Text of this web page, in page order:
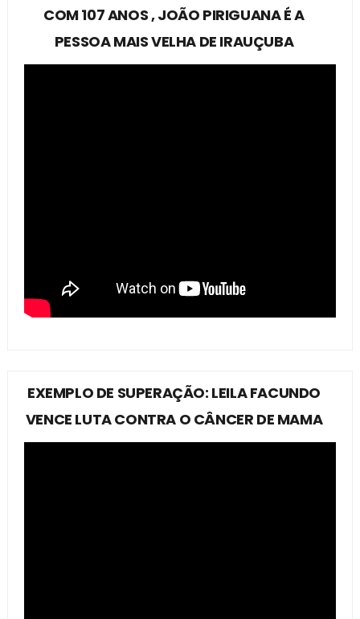
COM 107 ANOS , JOÃO PIRIGUANA É A
PESSOA MAIS VELHA DE IRAUÇUBA
EXEMPLO DE SUPERAÇÃO: LEILA FACUNDO
VENCE LUTA CONTRA O CÂNCER DE MAMA